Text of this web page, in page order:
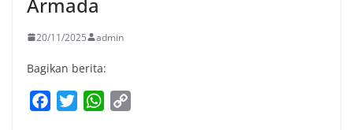
20/11/2025 admin
Bagikan berita:
W